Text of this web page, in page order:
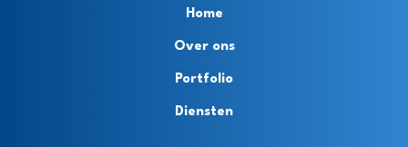
Home
Over ons
Portfolio
Diensten